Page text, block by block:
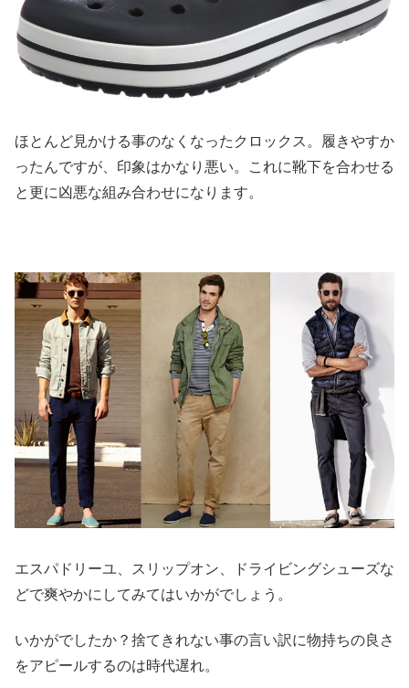
ほとんど見かける事のなくなったクロックス。履きやすか
ったんですが、印象はかなり悪い。これに靴下を合わせる
と更に凶悪な組み合わせになります。
エスパドリーユ、スリップオン、ドライビングシューズな
どで爽やかにしてみてはいかがでしょう。
いかがでしたか？捨てきれない事の言い訳に物持ちの良さ
をアピールするのは時代遅れ。